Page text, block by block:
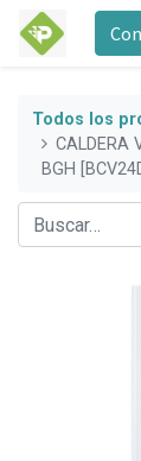
Todos los
CALDERA
BGH